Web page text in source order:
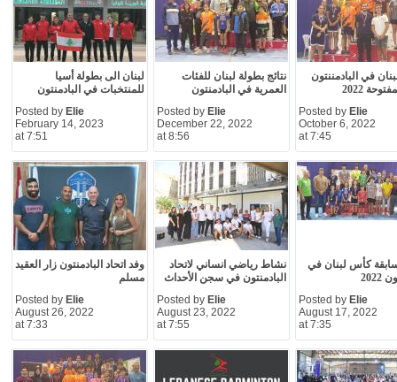
لبنان الى بطولة أسيا
للمنتخبات في البادمنتون
Posted by Elie
February 14, 2023
at 7:51
نتائج بطولة لبنان للفئات
العمرية في البادمنتون
Posted by Elie
December 22, 2022
at 8:56
في البادمننتون
2022
Posted by Elie
October 6, 2022
at 7:45
وفد اتحاد البادمنتون زار العقيد
مسلم
Posted by Elie
August 26, 2022
at 7:33
نشاط رياضي انساني لاتحاد
البادمنتون في سجن الأحداث
Posted by Elie
August 23, 2022
at 7:55
كأس لبنان في
Posted by Elie
August 17, 2022
at 7:35